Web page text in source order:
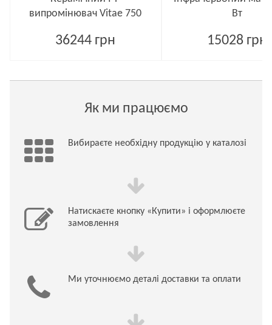
випромінювач Vitae 750
36244 грн
Вт
15028 грн
Як ми працюємо
Вибираєте необхідну продукцію у каталозі
Натискаєте кнопку «Купити» і оформлюєте
замовлення
Ми уточнюємо деталі доставки та оплати